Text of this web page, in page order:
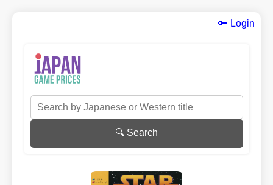
🔑 Login
🔍 Search